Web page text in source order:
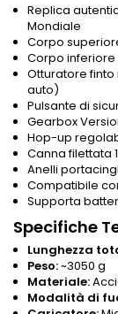
Replica
Mondiale
Corpo
Corpo
Otturatore
auto)
Pulsante di
Gearbox
Hop-up
Canna filettata
Anelli
Compatibile
Supporta
Specifiche
Lunghezza
Peso:~3050 g
Materiale:
Modalità di